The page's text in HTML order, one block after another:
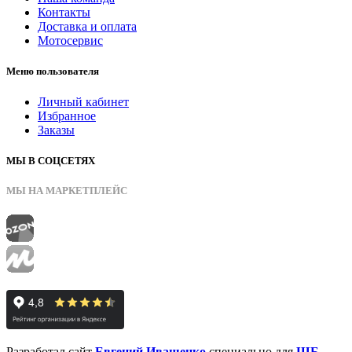
Контакты
Доставка и оплата
Мотосервис
Меню пользователя
Личный кабинет
Избранное
Заказы
МЫ В СОЦСЕТЯХ
МЫ НА МАРКЕТПЛЕЙС